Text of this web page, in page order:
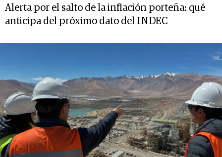
Alerta por el salto de la inflación porteña: qué
anticipa del próximo dato del INDEC